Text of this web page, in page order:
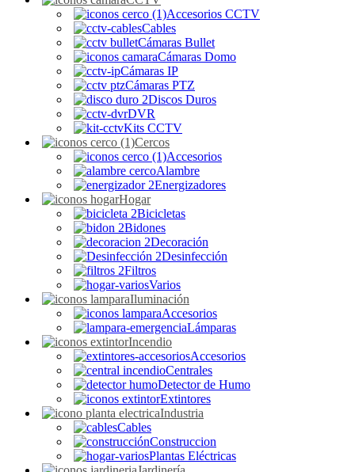
Accesorios CCTV
Cables
Cámaras Bullet
Cámaras Domo
Cámaras IP
Cámaras PTZ
Discos Duros
DVR
Kits CCTV
Cercos
Accesorios
Alambre
Energizadores
Hogar
Bicicletas
Bidones
Decoración
Desinfección
Filtros
Varios
Iluminación
Accesorios
Lámparas
Incendio
Accesorios
Centrales
Detector de Humo
Extintores
Industria
Cables
Construccion
Plantas Eléctricas